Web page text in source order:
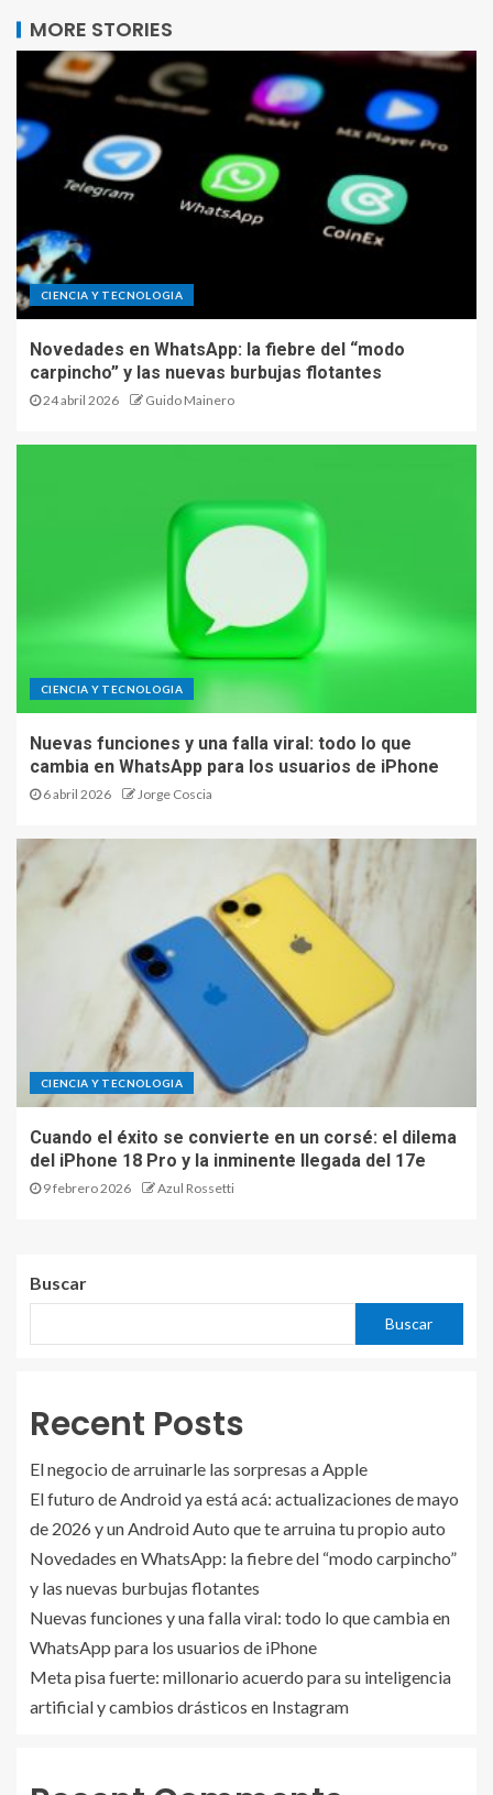
MORE STORIES
CIENCIA Y TECNOLOGIA
Novedades en WhatsApp: la fiebre del “modo
carpincho” y las nuevas burbujas flotantes
24 abril 2026 Guido Mainero
CIENCIA Y TECNOLOGIA
Nuevas funciones y una falla viral: todo lo que
cambia en WhatsApp para los usuarios de iPhone
6 abril 2026 Jorge Coscia
CIENCIA Y TECNOLOGIA
Cuando el éxito se convierte en un corsé: el dilema
del iPhone 18 Pro y la inminente llegada del 17e
9 febrero 2026 Azul Rossetti
Buscar
Buscar
Recent Posts
El negocio de arruinarle las sorpresas a Apple
El futuro de Android ya está acá: actualizaciones de mayo
de 2026 y un Android Auto que te arruina tu propio auto
Novedades en WhatsApp: la fiebre del “modo carpincho”
y las nuevas burbujas flotantes
Nuevas funciones y una falla viral: todo lo que cambia en
WhatsApp para los usuarios de iPhone
Meta pisa fuerte: millonario acuerdo para su inteligencia
artificial y cambios drásticos en Instagram